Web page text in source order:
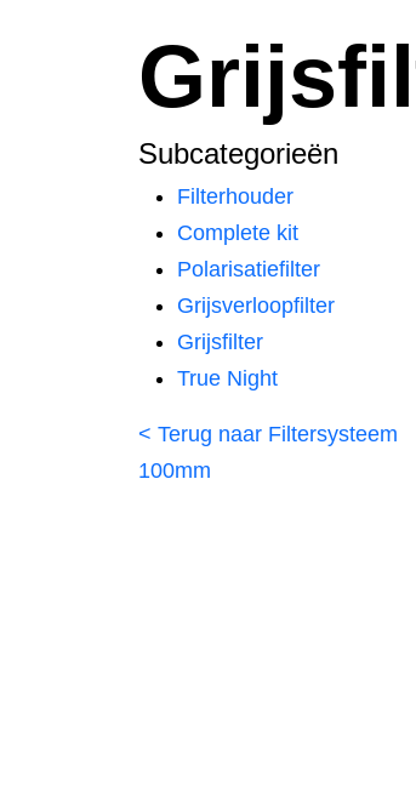
Subcategorieën
Filterhouder
Complete kit
Polarisatiefilter
Grijsverloopfilter
Grijsfilter
True Night
< Terug naar Filtersysteem
100mm